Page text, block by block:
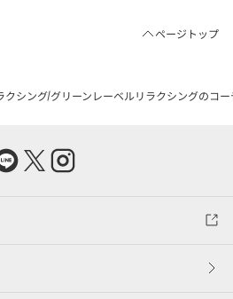
ページトップ
クシング グリーンレーベルリラクシングのコ